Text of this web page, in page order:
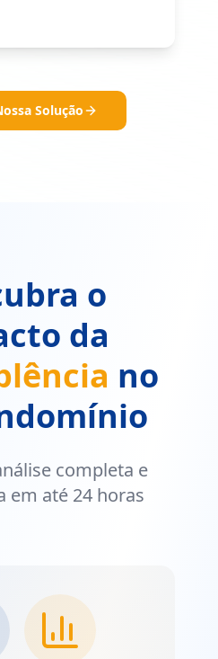
Solução
o
da
no
completa e
em até 24 horas